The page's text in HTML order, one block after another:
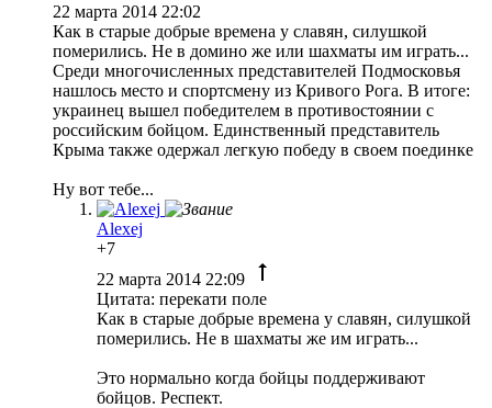
22 марта 2014 22:02
Как в старые добрые времена у славян, силушкой
померились. Не в домино же или шахматы им играть...
Среди многочисленных представителей Подмосковья
нашлось место и спортсмену из Кривого Рога. В итоге:
украинец вышел победителем в противостоянии с
российским бойцом. Единственный представитель
Крыма также одержал легкую победу в своем поединке
Ну вот тебе...
Alexej
+7
22 марта 2014 22:09
Цитата: перекати поле
Как в старые добрые времена у славян, силушкой
померились. Не в шахматы же им играть...
Это нормально когда бойцы поддерживают
бойцов. Респект.